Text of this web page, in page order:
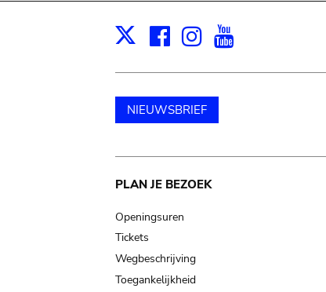
X Facebook
Instagram
NIEUWSBRIEF
Main
navigation
PLAN JE BEZOEK
Openingsuren
Tickets
Wegbeschrijving
Toegankelijkheid